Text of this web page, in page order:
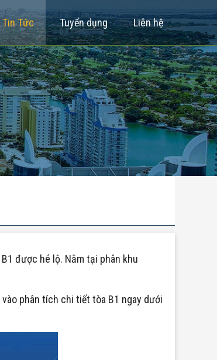
Tin Tức Tuyển dụng Liên hệ
được hé lộ. Nằm tại phân khu
phân tích chi tiết tòa B1 ngay dưới